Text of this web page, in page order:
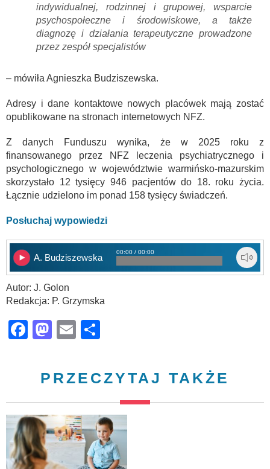
indywidualnej, rodzinnej i grupowej, wsparcie
psychospołeczne i środowiskowe, a także
diagnozę i działania terapeutyczne prowadzone
przez zespół specjalistów
– mówiła Agnieszka Budziszewska.
Adresy i dane kontaktowe nowych placówek mają zostać
opublikowane na stronach internetowych NFZ.
Z danych Funduszu wynika, że w 2025 roku z
finansowanego przez NFZ leczenia psychiatrycznego i
psychologicznego w województwie warmińsko-mazurskim
skorzystało 12 tysięcy 946 pacjentów do 18. roku życia.
Łącznie udzielono im ponad 158 tysięcy świadczeń.
Posłuchaj wypowiedzi
A. Budziszewska
00:00 / 00:00
Autor: J. Golon
Redakcja: P. Grzymska
Facebook
Mastodon
Email
PRZECZYTAJ TAKŻE